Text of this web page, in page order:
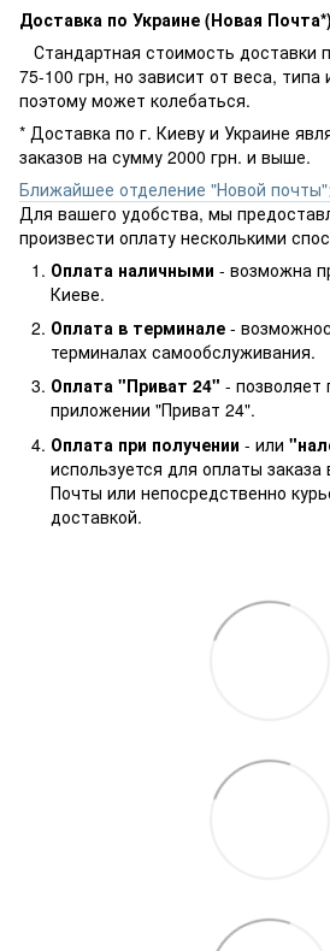
Доставка по Украине (Новая
Стандартная стоимость доставки
75-100 грн, но зависит от веса,
поэтому может колебаться.
* Доставка по г. Киеву и Украине
заказов на сумму 2000 грн. и выше.
Ближайшее отделение "Новой
Для вашего удобства, мы
произвести оплату несколькими
Оплата наличными - возможна
Киеве.
Оплата в терминале -
терминалах самообслуживания.
Оплата "Приват 24" - позволяет
приложении "Приват 24".
Оплата при получении - или
используется для оплаты
Почты или непосредственно
доставкой.